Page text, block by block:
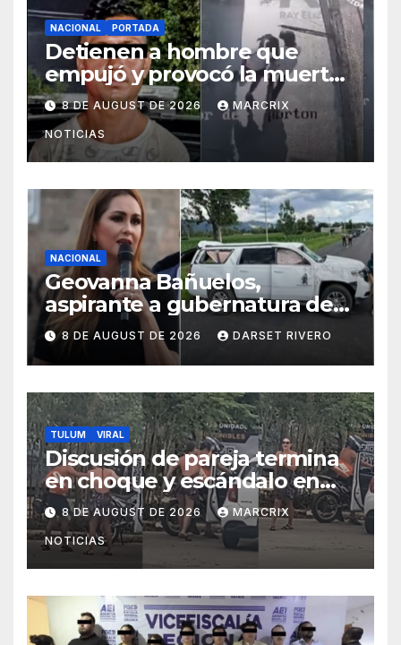
NACIONAL PORTADA
Detienen a hombre que
empujó y provocó la muerte
de un abuelito en Monterrey
8 DE AUGUST DE 2026 MARCRIX
NOTICIAS
NACIONAL
Geovanna Bañuelos,
aspirante a gubernatura de
Zacatecas, denuncia
atentado contra su equipo
8 DE AUGUST DE 2026 DARSET RIVERO
TULUM VIRAL
Discusión de pareja termina
en choque y escándalo en
Aldea Zamá de Tulum
8 DE AUGUST DE 2026 MARCRIX
NOTICIAS